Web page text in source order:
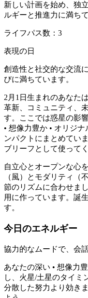
新しい計画を始め、独
ルギーと推進力に満ちて
ライフパス数：3
表現の日
創造性と社交的な交流
びに満ちています。
2月1日生まれのあなた
革新、コミュニティ、
す。ここでは惑星の影
• 想像力豊か • オリジ
ンパクトにまとめてい
ブリーフとして使ってく
自立心とオープンな心
（風）とモダリティ（
節のリズムに合わせま
用に作っています。誕
す。
今日のエネルギー
協力的なムードで、会
あなたの深い • 想像力
し、火星/土星のタイミ
分散した努力より効き